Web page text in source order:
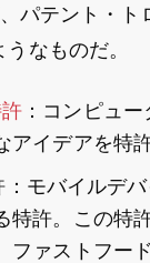
パテント・
なものだ。
：コンピュ
アイデアを特
：モバイルデ
特許。この特
ファストフー